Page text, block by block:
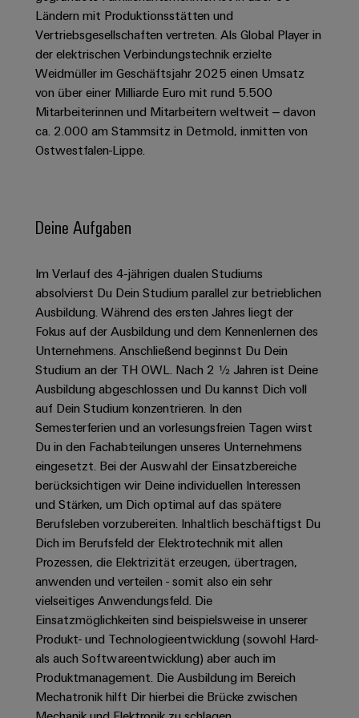
und
-
verteilung
Stabilität
und
Sicherheit
für
moderne
Energienetze
die
in
der
Gebäudeinfrastruktur
Gerätehersteller
Innovative
Verbindungslösungen
für
Geräte
Konventionelle
Energieerzeugung
Zukunftssicherheit
für
bewährte
Energieerzeugung
Maschinenbau
Lösungen
für
verschiedene
Segmente
der
Maschinen
und
Fabrikautomation
Öl
und
Feldebene
Feldverdrahtung
Smart
Cabinet
Building
Weidmüller
Workplace
Solutions
Systeme
und
Lösungen
Dezentrale
Automatisierung
Energiemanagement-
Lösungen
IIoT
&
Automation
Software
Industrial
Analytics
Industrial
&
Migrationslösungen
Serviceschnittstellen
Verteilerboxen
&
Halbleiterrelais
Trennverstärker
und
Messumformer
Stromversorgungen
Elektronikgehäuse
Blitz-
und
Überspannungsschutz
PV
Generatoranschlusskasten
Feldbusverteiler
Automatisierung
&
Software
Steuerungen
Connectivity
Consulting
Digitales
Engineering
Weidmüller
Configurator
Services
Labor
Support
Technischer
Support
Umweltbezogene
Produktkonformität
Engineering
Daten
Technische
Produktkataloge
Reparatur
und
Ersatzteile
Trainings
und
Webinare
Messen
Newsletter
Anmeldung
Kundenservice
Webshop
Kataloganforderung
Weidmüller
Welt
Orange
Mag
|
Kundenmagazin
Informationen
Zertifikate
Presse
Unternehmensmeldungen
Fachpressemeldungen
Pressekontakt
Unsere
Partner
IIoT
and
Automation
Partner
Netzwerk
IIoT
and
Automation
Stellen
für
Studierende
Für
Schülerinnen
und
Studium
Schülerpraktika
Erfolgreiche
Karrierewege
Offene
Ausbildungs-
und
Studienplätze
Veranstaltungen
Aktuelle
Termine
Workshops
für
Schulklassen
Ländern mit Produktionsstätten und
Vertriebsgesellschaften vertreten. Als Global Player in
der elektrischen Verbindungstechnik erzielte
Weidmüller im Geschäftsjahr 2025 einen Umsatz
von über einer Milliarde Euro mit rund 5.500
Mitarbeiterinnen und Mitarbeitern weltweit – davon
ca. 2.000 am Stammsitz in Detmold, inmitten von
Ostwestfalen-Lippe.
Deine Aufgaben
Im Verlauf des 4-jährigen dualen Studiums
absolvierst Du Dein Studium parallel zur betrieblichen
Ausbildung. Während des ersten Jahres liegt der
Fokus auf der Ausbildung und dem Kennenlernen des
Unternehmens. Anschließend beginnst Du Dein
Studium an der TH OWL. Nach 2 ½ Jahren ist Deine
Ausbildung abgeschlossen und Du kannst Dich voll
auf Dein Studium konzentrieren. In den
Semesterferien und an vorlesungsfreien Tagen wirst
Du in den Fachabteilungen unseres Unternehmens
eingesetzt. Bei der Auswahl der Einsatzbereiche
berücksichtigen wir Deine individuellen Interessen
und Stärken, um Dich optimal auf das spätere
Berufsleben vorzubereiten. Inhaltlich beschäftigst Du
Dich im Berufsfeld der Elektrotechnik mit allen
Prozessen, die Elektrizität erzeugen, übertragen,
anwenden und verteilen - somit also ein sehr
vielseitiges Anwendungsfeld. Die
Einsatzmöglichkeiten sind beispielsweise in unserer
Produkt- und Technologieentwicklung (sowohl Hard-
als auch Softwareentwicklung) aber auch im
Produktmanagement. Die Ausbildung im Bereich
Mechatronik hilft Dir hierbei die Brücke zwischen